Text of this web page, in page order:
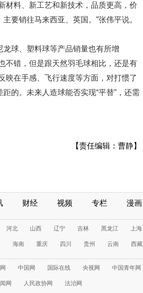
材料、新工艺和新技术，品质更高，价
要销往马来西亚、英国。”张伟平说。
球、塑料球等产品销量也有所增
不错，但是跟天然羽毛球相比，还是有
映在手感、飞行速度等方面，对打惯了
的。未来人造球能否实现“平替”，还需
【责任编辑：曹静】
财经 视频 专栏 漫画
河北 山西 辽宁 吉林 黑龙江 上海
海南 重庆 四川 贵州 云南 西藏
中国网 国际在线 央视网 中国青年网
网 人民政协网 法治网